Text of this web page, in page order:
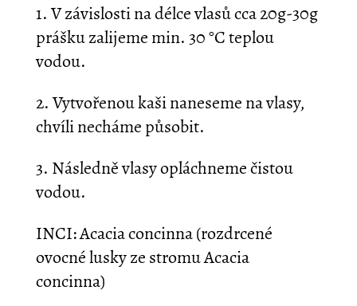
1. V závislosti na délce vlasů cca 20g-30g
prášku zalijeme min. 30 °C teplou
vodou.
2. Vytvořenou kaši naneseme na vlasy,
chvíli necháme působit.
3. Následně vlasy opláchneme čistou
vodou.
INCI: Acacia concinna (rozdrcené
ovocné lusky ze stromu Acacia
concinna)